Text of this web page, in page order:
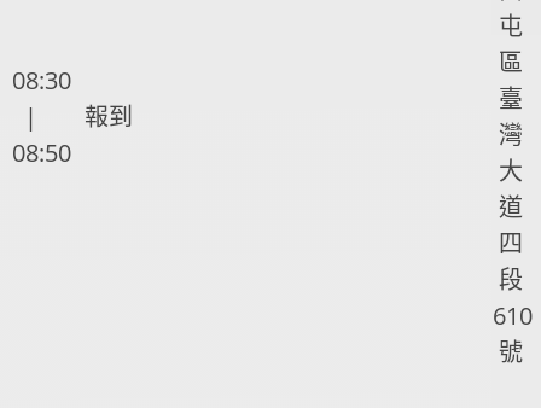
08:30
|
08:50
報到
屯
區
臺
灣
大
道
四
段
610
號